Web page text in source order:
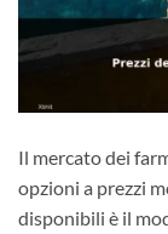
Il mercato dei
opzioni a prezzi
disponibili è il